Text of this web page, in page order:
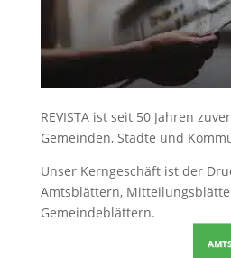
REVISTA ist seit 50 Jahren
Gemeinden, Städte und
Unser Kerngeschäft ist der
Amtsblättern,
Gemeindeblättern.